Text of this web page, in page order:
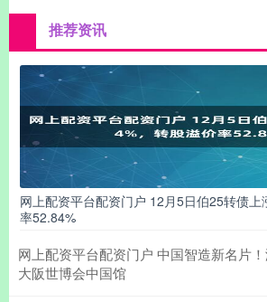
推荐资讯
网上配资平台配资门户 12月5日伯25转债上
率52.84%
网上配资平台配资门户 中国智造新名片
大阪世博会中国馆